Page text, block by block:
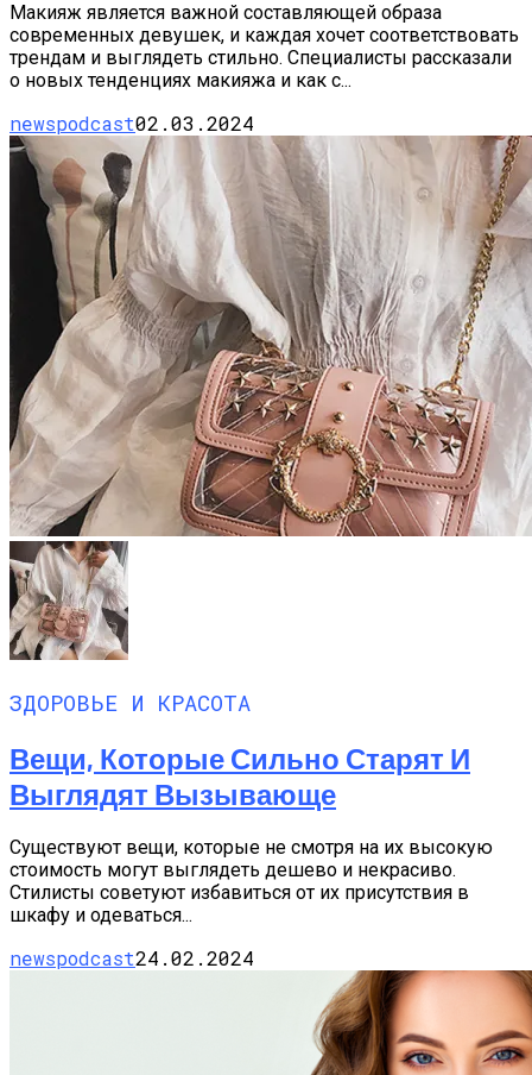
Макияж является важной составляющей образа
современных девушек, и каждая хочет соответствовать
трендам и выглядеть стильно. Специалисты рассказали
о новых тенденциях макияжа и как с...
newspodcast02.03.2024
ЗДОРОВЬЕ И КРАСОТА
Вещи, Которые Сильно Старят И
Выглядят Вызывающе
Существуют вещи, которые не смотря на их высокую
стоимость могут выглядеть дешево и некрасиво.
Стилисты советуют избавиться от их присутствия в
шкафу и одеваться...
newspodcast24.02.2024